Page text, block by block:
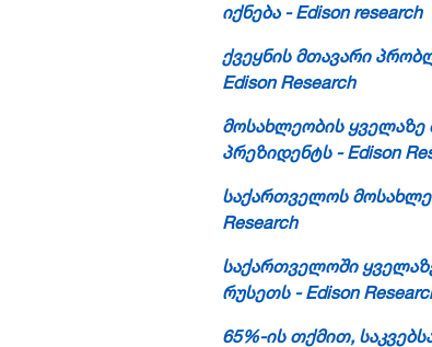
იქნება - Edison research
ქვეყნის მთავარი
Edison Research
მოსახლეობის ყველაზე
პრეზიდენტს - Edison
საქართველოს
Research
საქართველოში
რუსეთს - Edison
65%-ის თქმით,